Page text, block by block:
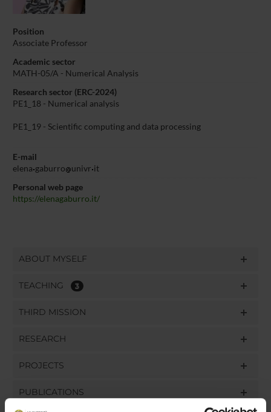
Position
Associate Professor
Academic sector
MATH-05/A - Numerical Analysis
Research sector (ERC-2024)
PE1_18 - Numerical analysis
PE1_19 - Scientific computing and data processing
E-mail
elena gaburro univr it
Personal web page
https://elenagaburro.it/
ABOUT MYSELF
TEACHING 3
THIRD MISSION
RESEARCH
PROJECTS
PUBLICATIONS